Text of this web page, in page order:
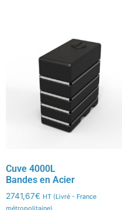
Cuve 4000L
Bandes en Acier
2741,67€ HT (Livré - France
métropolitaine)